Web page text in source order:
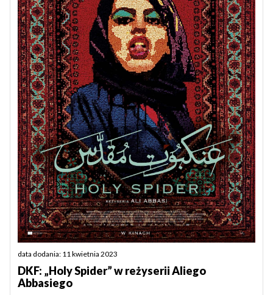
data dodania: 11 kwietnia 2023
DKF: „Holy Spider” w reżyserii Aliego
Abbasiego